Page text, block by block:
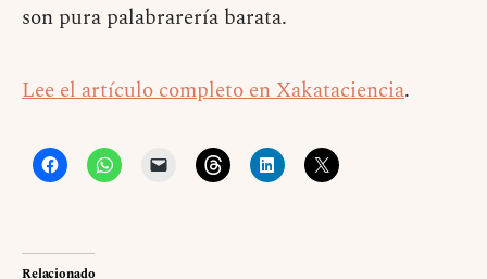
son pura palabrarería barata.
Lee el artículo completo en Xakataciencia.
Relacionado